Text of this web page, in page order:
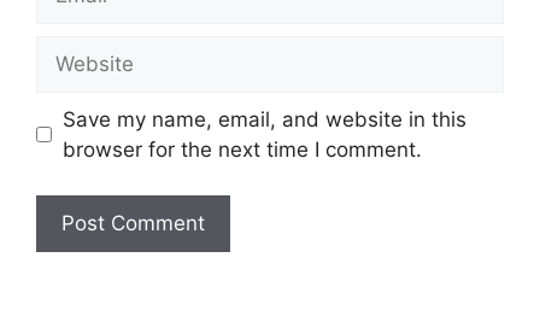
Save my name, email, and website in this
browser for the next time I comment.